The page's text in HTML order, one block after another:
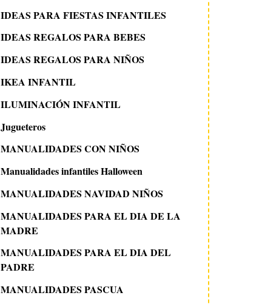
IDEAS PARA FIESTAS INFANTILES
IDEAS REGALOS PARA BEBES
IDEAS REGALOS PARA NIÑOS
IKEA INFANTIL
ILUMINACIÓN INFANTIL
Jugueteros
MANUALIDADES CON NIÑOS
Manualidades infantiles Halloween
MANUALIDADES NAVIDAD NIÑOS
MANUALIDADES PARA EL DIA DE LA
MADRE
MANUALIDADES PARA EL DIA DEL
PADRE
MANUALIDADES PASCUA